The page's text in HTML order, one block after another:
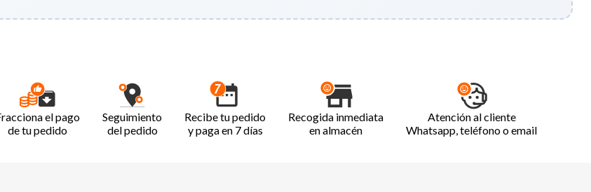
el pago
de tu pedido
Seguimiento
del pedido
Recibe tu pedido
y paga en 7 días
Recogida inmediata
en almacén
Atención al cliente
Whatsapp, teléfono o email